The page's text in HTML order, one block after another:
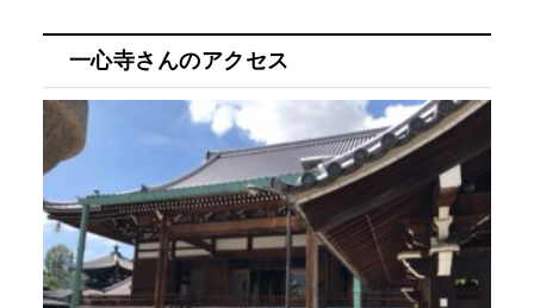
一心寺さんのアクセス